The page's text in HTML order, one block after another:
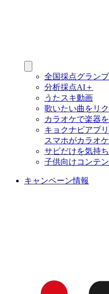
全国採点グランプ
分析採点AI＋
うたスキ動画
歌いたい曲をリ
カラオケで楽器
キョクナビアプリ
スマホがカラオ
サビだけを気持
子供向けコンテ
キャンペーン情報